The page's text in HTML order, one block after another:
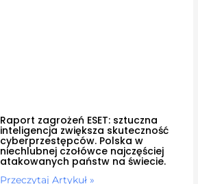
Raport zagrożeń ESET: sztuczna
inteligencja zwiększa skuteczność
cyberprzestępców. Polska w
niechlubnej czołówce najczęściej
atakowanych państw na świecie.
Przeczytaj Artykuł »